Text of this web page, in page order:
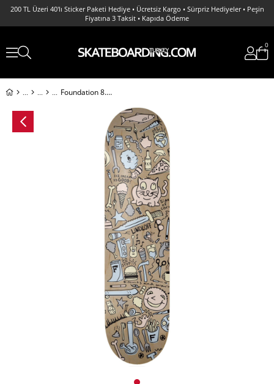
200 TL Üzeri 40'lı Sticker Paketi Hediye • Ücretsiz Kargo • Sürpriz Hediyeler • Peşin
Fiyatına 3 Taksit • Kapıda Ödeme
0
Foundation 8.38 Lindloff More Stuff Deck Kaykay Tahtası